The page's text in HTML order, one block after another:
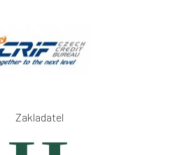
Zakladatel